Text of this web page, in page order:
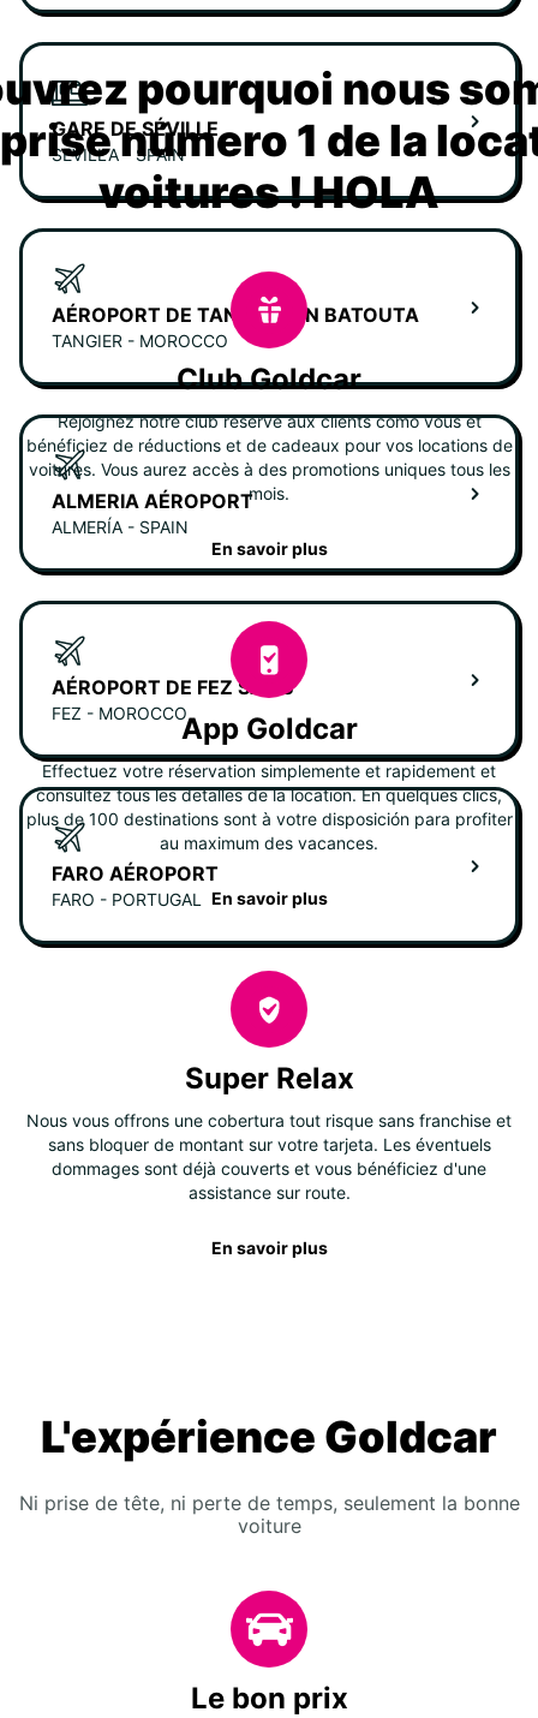
GARE DE SÉVILLE
SEVILLA - SPAIN
AÉROPORT DE TANGIER IBN BATOUTA
TANGIER - MOROCCO
ALMERIA AÉROPORT
ALMERÍA - SPAIN
AÉROPORT DE FEZ SAISS
FEZ - MOROCCO
FARO AÉROPORT
FARO - PORTUGAL
pourquoi nous
número 1 de la
voitures ! HOLA
Club Goldcar
Rejoignez notre club réservé aux clients como vous et
bénéficiez de réductions et de cadeaux pour vos locations de
voitures. Vous aurez accès à des promotions uniques tous les
mois.
En savoir plus
App Goldcar
Effectuez votre réservation simplemente et rapidement et
consultez tous les detalles de la location. En quelques clics,
plus de 100 destinations sont à votre disposición para profiter
au maximum des vacances.
En savoir plus
Super Relax
Nous vous offrons une cobertura tout risque sans franchise et
sans bloquer de montant sur votre tarjeta. Les éventuels
dommages sont déjà couverts et vous bénéficiez d'une
assistance sur route.
En savoir plus
L'expérience Goldcar
Ni prise de tête, ni perte de temps, seulement la bonne
voiture
Le bon prix